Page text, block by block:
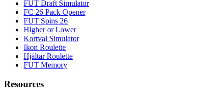
FUT Draft Simulator
FC 26 Pack Opener
FUT Spins 26
Higher or Lower
Kortval Simulator
Ikon Roulette
Hjältar Roulette
FUT Memory
Resources